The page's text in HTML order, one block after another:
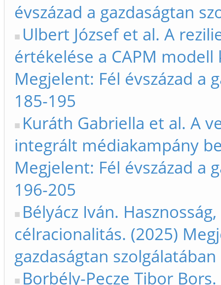
évszázad a gazdaságtan
Ulbert József et al. A
értékelése a CAPM
Megjelent: Fél évszázad a
185-195
Kuráth Gabriella et al. A
integrált médiakampány
Megjelent: Fél évszázad a
196-205
Bélyácz Iván.
célracionalitás. (2025)
gazdaságtan
Borbély-Pecze Tibor